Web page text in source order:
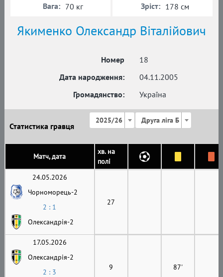
Якименко Олександр Віталійович
Номер
18
Дата народження:
04.11.2005
Громадянство:
Україна
Вага: 70 кг Зріст: 178 см
Статистика гравця
2025/26 Друга ліга Б
Матч, дата
хв. на
полі
24.05.2026
Чорноморець-2
2 : 1
Олександрія-2
27
17.05.2026
Олександрія-2
2 : 3
9 87'